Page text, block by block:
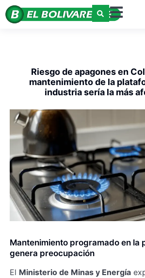
Riesgo de apagones en
mantenimiento de la
industria sería la más
Mantenimiento programado en la
genera preocupación
El Ministerio de Minas y Energía